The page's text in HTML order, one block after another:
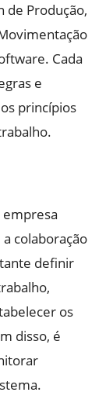
de Produção,
Cada
e
princípios
colaboração
definir
os
disso, é